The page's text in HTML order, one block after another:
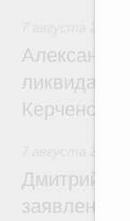
Александр
Дмитрий
заявлений